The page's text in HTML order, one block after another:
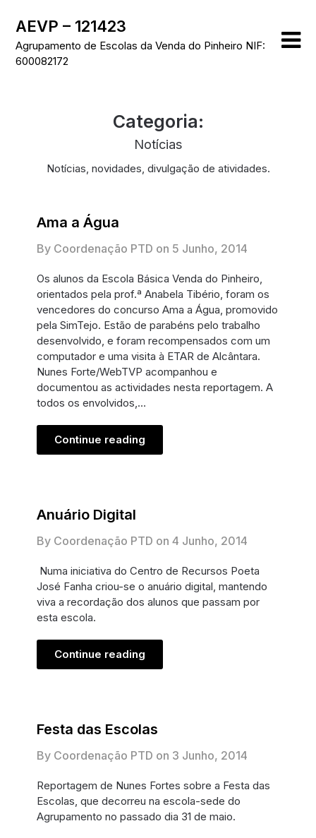
content
AEVP – 121423
Agrupamento de Escolas da Venda do Pinheiro NIF:
600082172
Categoria:
Notícias
Notícias, novidades, divulgação de atividades.
Ama a Água
By Coordenação PTD on 5 Junho, 2014
Os alunos da Escola Básica Venda do Pinheiro,
orientados pela prof.ª Anabela Tibério, foram os
vencedores do concurso Ama a Água, promovido
pela SimTejo. Estão de parabéns pelo trabalho
desenvolvido, e foram recompensados com um
computador e uma visita à ETAR de Alcântara.
Nunes Forte/WebTVP acompanhou e
documentou as actividades nesta reportagem. A
todos os envolvidos,…
Continue reading
Anuário Digital
By Coordenação PTD on 4 Junho, 2014
Numa iniciativa do Centro de Recursos Poeta
José Fanha criou-se o anuário digital, mantendo
viva a recordação dos alunos que passam por
esta escola.
Continue reading
Festa das Escolas
By Coordenação PTD on 3 Junho, 2014
Reportagem de Nunes Fortes sobre a Festa das
Escolas, que decorreu na escola-sede do
Agrupamento no passado dia 31 de maio.